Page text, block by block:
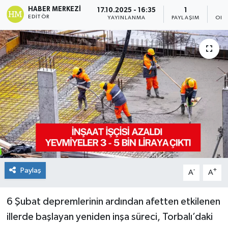
HABER MERKEZI
EDITÖR
17.10.2025 - 16:35
YAYINLANMA PAYLAŞIM
Paylaş A- A+
6 Şubat depremlerinin ardından afetten etkilenen
illerde başlayan yeniden inşa süreci, Torbalı’daki
Haber Arşivi